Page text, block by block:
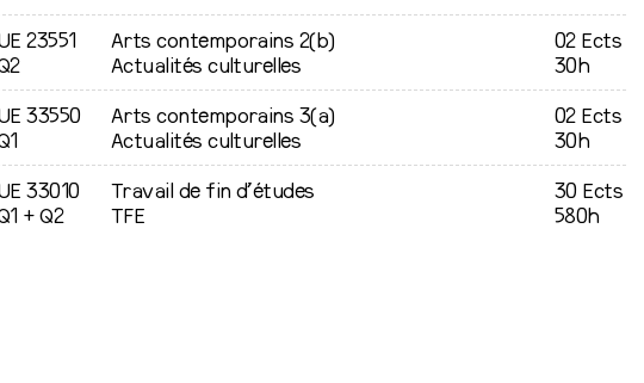
23551
Arts contemporains 2(b)
Actualités culturelles
02 Ects
30h
33550
Arts contemporains 3(a)
Actualités culturelles
02 Ects
30h
33010
+ Q2
Travail de fin d’études
TFE
30 Ects
580h